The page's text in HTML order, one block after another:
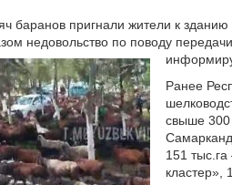
баранов пригнали жители к зданию
недовольство по поводу
Ранее
свыше 300
151
кластер»,